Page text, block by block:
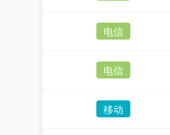
电信
电信
移动